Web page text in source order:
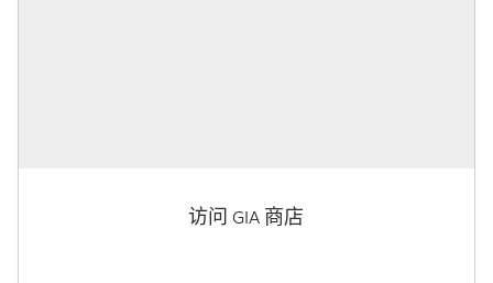
访问 GIA 商店